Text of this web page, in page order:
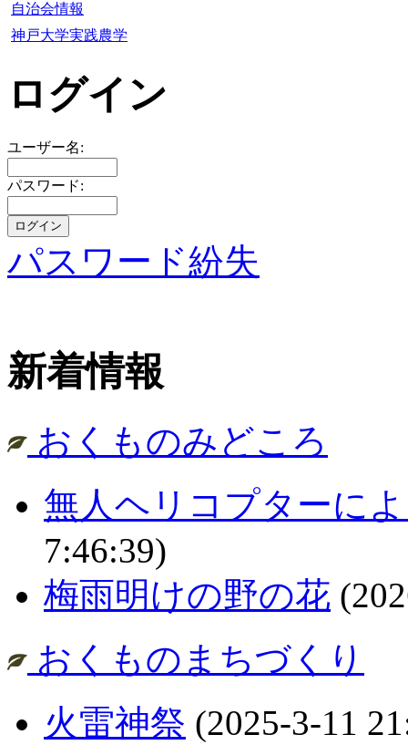
自治会情報
神戸大学実践農学
ログイン
ユーザー名:
パスワード:
パスワード紛失
新着情報
おくものみどころ
無人ヘリコプターに
7:46:39)
梅雨明けの野の花
おくものまちづくり
火雷神祭 (2025-3-11